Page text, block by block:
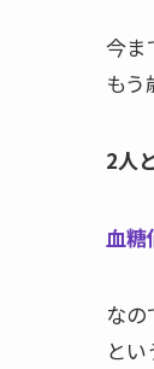
今ま
もう
2人
血
な
とい